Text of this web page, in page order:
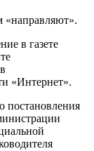
«направляют».
в газете
«Интернет».
постановления